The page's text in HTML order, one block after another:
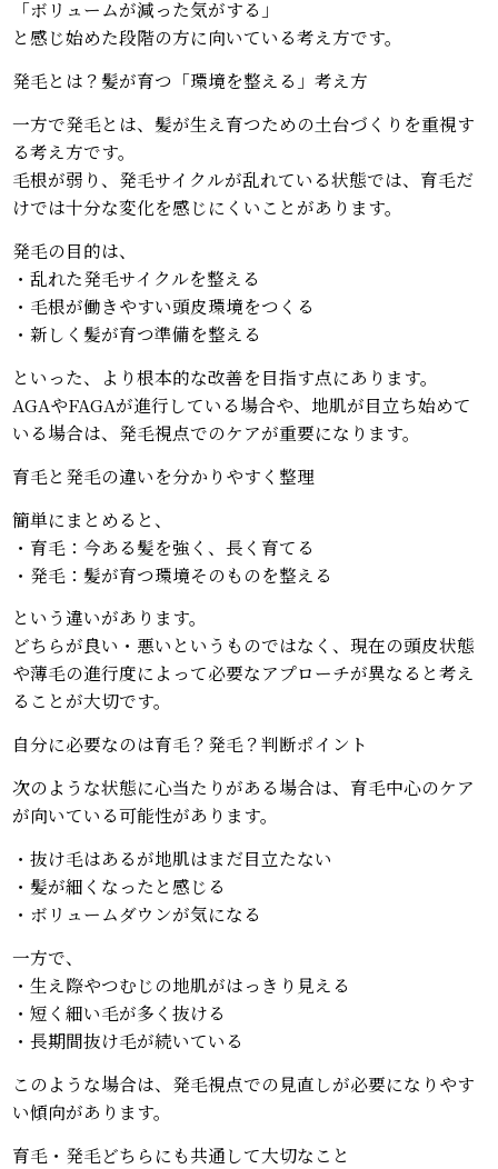
「ボリュームが減った気がする」
と感じ始めた段階の方に向いている考え方です。
発毛とは？髪が育つ「環境を整える」考え方
一方で発毛とは、髪が生え育つための土台づくりを重視す
る考え方です。
毛根が弱り、発毛サイクルが乱れている状態では、育毛だ
けでは十分な変化を感じにくいことがあります。
発毛の目的は、
・乱れた発毛サイクルを整える
・毛根が働きやすい頭皮環境をつくる
・新しく髪が育つ準備を整える
といった、より根本的な改善を目指す点にあります。
AGAやFAGAが進行している場合や、地肌が目立ち始めて
いる場合は、発毛視点でのケアが重要になります。
育毛と発毛の違いを分かりやすく整理
簡単にまとめると、
・育毛：今ある髪を強く、長く育てる
・発毛：髪が育つ環境そのものを整える
という違いがあります。
どちらが良い・悪いというものではなく、現在の頭皮状態
や薄毛の進行度によって必要なアプローチが異なると考え
ることが大切です。
自分に必要なのは育毛？発毛？判断ポイント
次のような状態に心当たりがある場合は、育毛中心のケア
が向いている可能性があります。
・抜け毛はあるが地肌はまだ目立たない
・髪が細くなったと感じる
・ボリュームダウンが気になる
一方で、
・生え際やつむじの地肌がはっきり見える
・短く細い毛が多く抜ける
・長期間抜け毛が続いている
このような場合は、発毛視点での見直しが必要になりやす
い傾向があります。
育毛・発毛どちらにも共通して大切なこと